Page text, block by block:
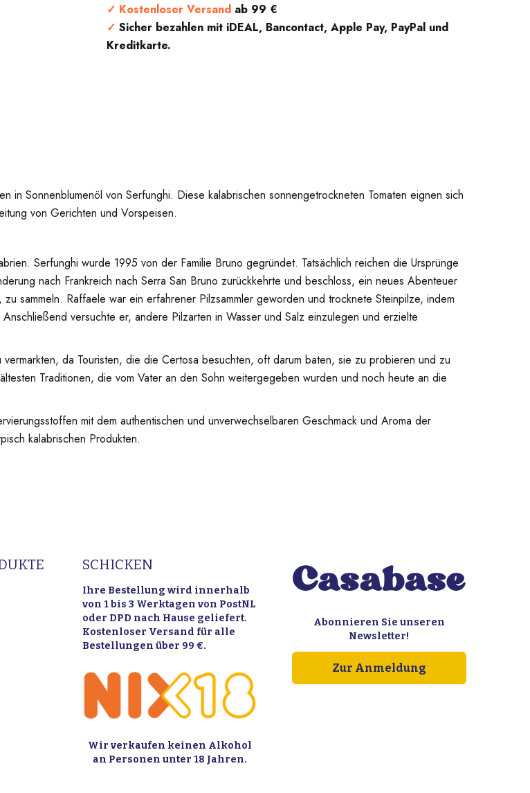
-
Kalabrien
-
✓ Kostenloser Versand ab 99 €
✓ Sicher bezahlen mit iDEAL, Bancontact, Apple Pay, PayPal und
Kreditkarte.
in Sonnenblumenöl von Serfunghi. Diese kalabrischen sonnengetrockneten Tomaten eignen sich
von Gerichten und Vorspeisen.
Serfunghi wurde 1995 von der Familie Bruno gegründet. Tatsächlich reichen die Ursprünge
nach Frankreich nach Serra San Bruno zurückkehrte und beschloss, ein neues Abenteuer
sammeln. Raffaele war ein erfahrener Pilzsammler geworden und trocknete Steinpilze, indem
versuchte er, andere Pilzarten in Wasser und Salz einzulegen und erzielte
da Touristen, die die Certosa besuchten, oft darum baten, sie zu probieren und zu
Traditionen, die vom Vater an den Sohn weitergegeben wurden und noch heute an die
mit dem authentischen und unverwechselbaren Geschmack und Aroma der
kalabrischen Produkten.
SCHICKEN
Ihre Bestellung wird innerhalb
von 1 bis 3 Werktagen von PostNL
oder DPD nach Hause geliefert.
Kostenloser Versand für alle
Bestellungen über 99 €.
Wir verkaufen keinen Alkohol
an Personen unter 18 Jahren.
Abonnieren Sie unseren
Newsletter!
Zur Anmeldung